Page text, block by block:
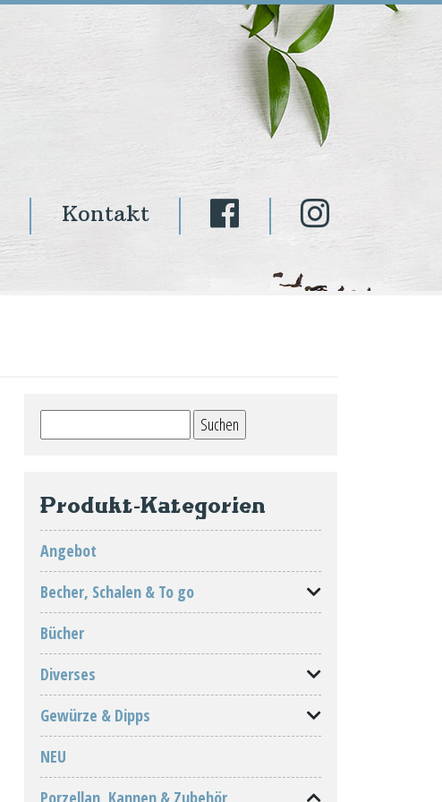
Kontakt
nach:
Produkt-Kategorien
Angebot
Becher, Schalen & To go
Bücher
Diverses
Gewürze & Dipps
NEU
Porzellan, Kannen & Zubehör